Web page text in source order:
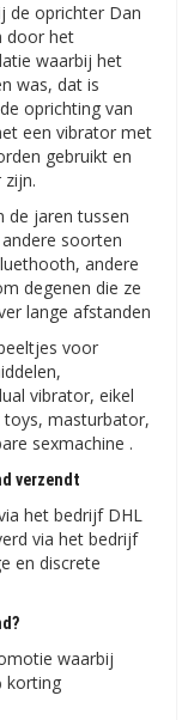
de oprichter Dan
​​​​door het
waarbij het
was, dat is
oprichting van
een vibrator met
gebruikt en
de jaren tussen
soorten
andere
degenen die ze
lange afstanden
voor
vibrator, eikel
masturbator,
sexmachine .
verzendt
het bedrijf DHL
via het bedrijf
en discrete
waarbij
korting